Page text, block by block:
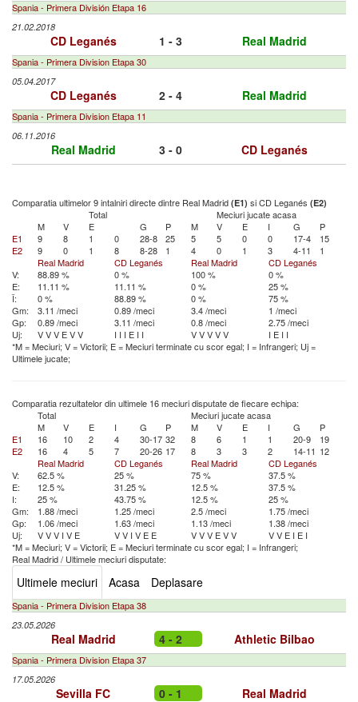
Spania - Primera División Etapa 16
21.02.2018
CD Leganés 1 - 3 Real Madrid
Spania - Primera Division Etapa 30
05.04.2017
CD Leganés 2 - 4 Real Madrid
Spania - Primera Division Etapa 11
06.11.2016
Real Madrid 3 - 0 CD Leganés
Comparatia ultimelor 9 intalniri directe dintre Real Madrid (E1) si CD Leganés (E2)
Total
Meciuri jucate acasa
M
V E G P M V E I G
P
E1
9 8 1 0 28-8 25 5 5 0 0 17-4
15
E2
9 0 1 8 8-28 1 4 0 1 3 4-11
1
Real Madrid
CD Leganés Real Madrid
CD Leganés
V:
88.89 % 0 % 100 %
0 %
E:
11.11 % 11.11 % 0 %
25 %
Î:
0 % 88.89 % 0 %
75 %
Gm:
3.11 /meci 0.89 /meci 3.4 /meci
1 /meci
Gp:
0.89 /meci 3.11 /meci 0.8 /meci
2.75 /meci
Uj:
VVV EVV I I I E I I VVVVV I E I I
*M = Meciuri; V = Victorii; E = Meciuri terminate cu scor egal; I = Infrangeri; Uj =
Ultimele jucate;
Comparatia rezultatelor din ultimele 16 meciuri disputate de fiecare echipa:
Total
Meciuri jucate acasa
M
V E I G P M V E I G
P
E1
16 10 2 4 30-17 32 8 6 1 1 20-9
19
E2
16 4 5 7 20-26 17 8 3 3 2 14-11 12
Real Madrid
CD Leganés Real Madrid
CD Leganés
V:
62.5 % 25 % 75 %
37.5 %
E:
12.5 % 31.25 % 12.5 %
37.5 %
I:
25 % 43.75 % 12.5 %
25 %
Gm:
1.88 /meci 1.25 /meci 2.5 /meci
1.75 /meci
Gp:
1.06 /meci 1.63 /meci 1.13 /meci
1.38 /meci
Uj:
VVV I V E VV I V E E VVV EVV VV E I E I
*M = Meciuri; V = Victorii; E = Meciuri terminate cu scor egal; I = Infrangeri;
Real Madrid/ Ultimele meciuri disputate:
Ultimele meciuri Acasa Deplasare
Spania - Primera Division Etapa 38
23.05.2026
Real Madrid 4 - 2 Athletic Bilbao
Spania - Primera Division Etapa 37
17.05.2026
Sevilla FC 0 - 1 Real Madrid